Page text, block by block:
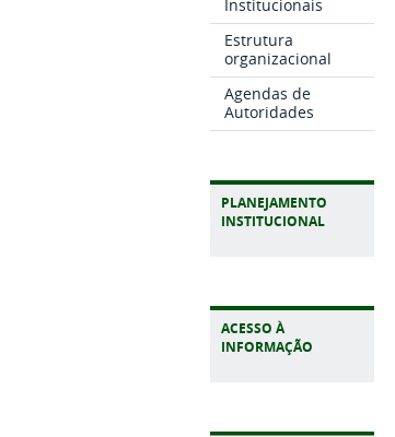
Institucionais
Estrutura
organizacional
Agendas de
Autoridades
PLANEJAMENTO
INSTITUCIONAL
ACESSO À
INFORMAÇÃO